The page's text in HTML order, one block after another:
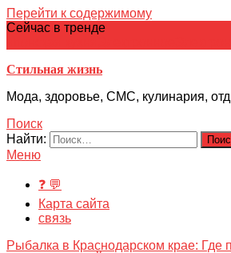
Перейти к содержимому
Сейчас в тренде
Стильная жизнь
Мода, здоровье, СМС, кулинария,
Поиск
Найти:
Меню
❓ 💬
Карта сайта
связь
Рыбалка в Краснодарском крае: Где